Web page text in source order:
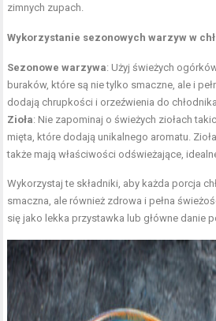
zimnych zupach.
Wykorzystanie sezonowych warzyw w
Sezonowe warzywa: Użyj świeżych
buraków, które są nie tylko smaczne, ale i
dodają chrupkości i orzeźwienia do chłodnika.
Zioła: Nie zapominaj o świeżych ziołach
mięta, które dodają unikalnego aromatu.
także mają właściwości odświeżające,
Wykorzystaj te składniki, aby każda porcja
smaczna, ale również zdrowa i pełna
się jako lekka przystawka lub główne danie